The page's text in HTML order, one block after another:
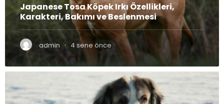
Japanese Tosa Köpek Irkı Özellikleri,
Karakteri, Bakımı ve Beslenmesi
admin · 4 sene önce